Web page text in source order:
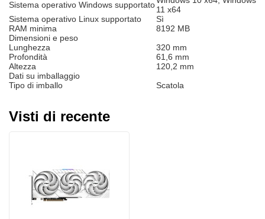
Sistema operativo Windows supportato11 x64
Sistema operativo Linux supportato
Sì
RAM minima
8192 MB
Dimensioni e peso
Lunghezza
320 mm
Profondità
61,6 mm
Altezza
120,2 mm
Dati su imballaggio
Tipo di imballo
Scatola
Visti di recente